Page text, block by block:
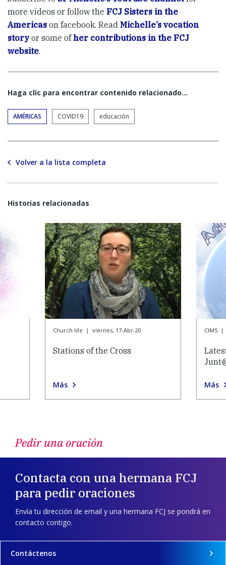
more videos or follow the FCJ Sisters in the
Americas on facebook. Read Michelle’s vocation
storyor some of her contributions in the FCJ
website.
Haga clic para encontrar contenido relacionado...
AMÉRICAS COVID19 educación
Volver a la lista completa
Historias relacionadas
Church life | viernes, 17-Abr-20
Stations of the Cross
Más
CIMS |
Más
Pedir una oración
Contacta con una hermana FCJ
para pedir oraciones
Envía tu dirección de email y una hermana FCJ se pondrá en
contacto contigo.
Contáctenos